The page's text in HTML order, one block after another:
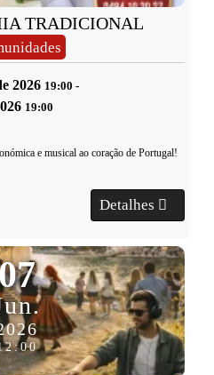
TRADICIONAL
2026 19:00 -
19:00
e musical ao coração de Portugal!
Detalhes